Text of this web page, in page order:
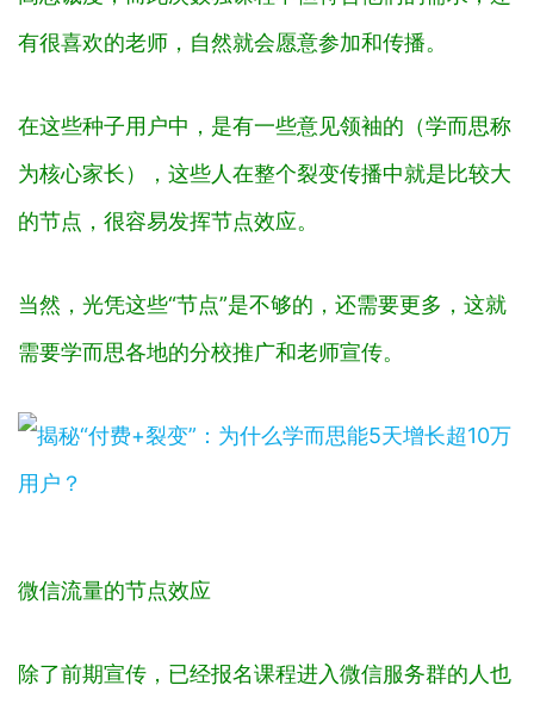
有很喜欢的老师，自然就会愿意参加和传播。
在这些种子用户中，是有一些意见领袖的（学而思称
为核心家长），这些人在整个裂变传播中就是比较大
的节点，很容易发挥节点效应。
当然，光凭这些“节点”是不够的，还需要更多，这就
需要学而思各地的分校推广和老师宣传。
微信流量的节点效应
除了前期宣传，已经报名课程进入微信服务群的人也